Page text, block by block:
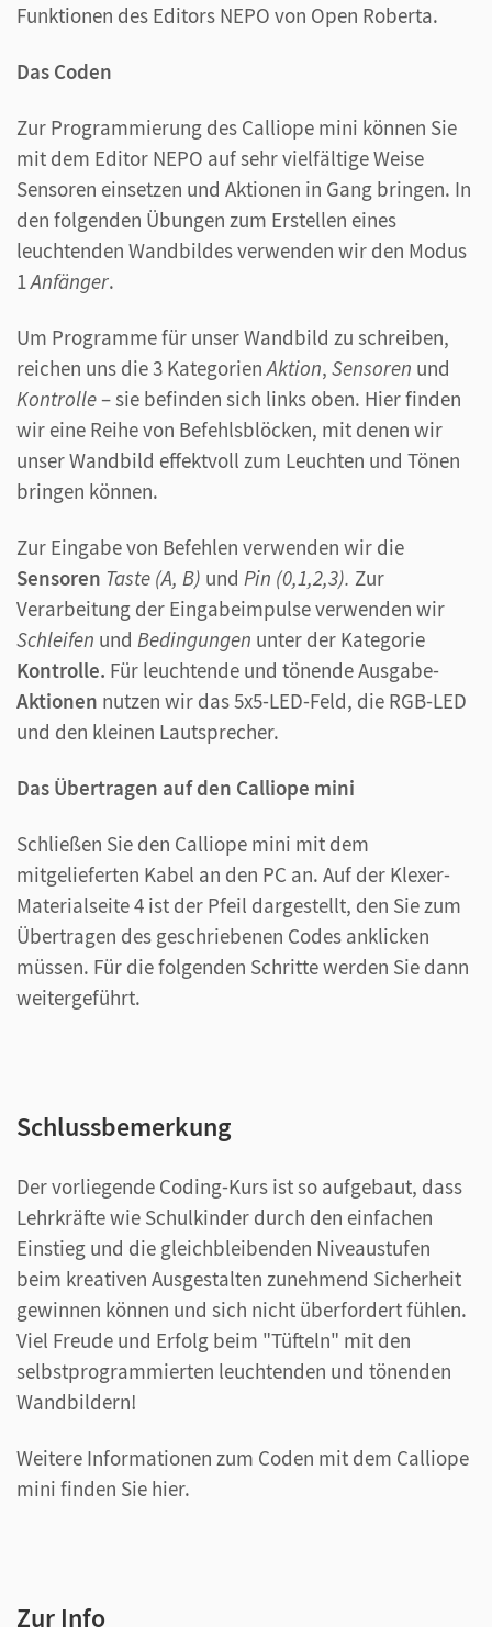
Funktionen des Editors NEPO von Open Roberta.
Das Coden
Zur Programmierung des Calliope mini können Sie
mit dem Editor NEPO auf sehr vielfältige Weise
Sensoren einsetzen und Aktionen in Gang bringen. In
den folgenden Übungen zum Erstellen eines
leuchtenden Wandbildes verwenden wir den Modus
1Anfänger.
Um Programme für unser Wandbild zu schreiben,
reichen uns die 3 KategorienAktion, Sensoren und
Kontrolle– sie befinden sich links oben. Hier finden
wir eine Reihe von Befehlsblöcken, mit denen wir
unser Wandbild effektvoll zum Leuchten und Tönen
bringen können.
Zur Eingabe von Befehlen verwenden wir die
Sensoren Taste (A, B) und Pin (0,1,2,3). Zur
Verarbeitung der Eingabeimpulse verwenden wir
Schleifen und Bedingungen unter der Kategorie
Kontrolle. Für leuchtende und tönende Ausgabe-
Aktionen nutzen wir das 5x5-LED-Feld, die RGB-LED
und den kleinen Lautsprecher.
Das Übertragen auf den Calliope mini
Schließen Sie den Calliope mini mit dem
mitgelieferten Kabel an den PC an. Auf der Klexer-
Materialseite 4 ist der Pfeil dargestellt, den Sie zum
Übertragen des geschriebenen Codes anklicken
müssen. Für die folgenden Schritte werden Sie dann
weitergeführt.
Schlussbemerkung
Der vorliegende Coding-Kurs ist so aufgebaut, dass
Lehrkräfte wie Schulkinder durch den einfachen
Einstieg und die gleichbleibenden Niveaustufen
beim kreativen Ausgestalten zunehmend Sicherheit
gewinnen können und sich nicht überfordert fühlen.
Viel Freude und Erfolg beim "Tüfteln" mit den
selbstprogrammierten leuchtenden und tönenden
Wandbildern!
Weitere Informationen zum Coden mit dem Calliope
mini finden Sie hier.
Zur Info